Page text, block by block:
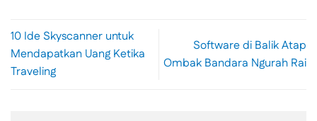
10 Ide Skyscanner untuk
Mendapatkan Uang Ketika
Traveling
Software di Balik Atap
Ombak Bandara Ngurah Rai